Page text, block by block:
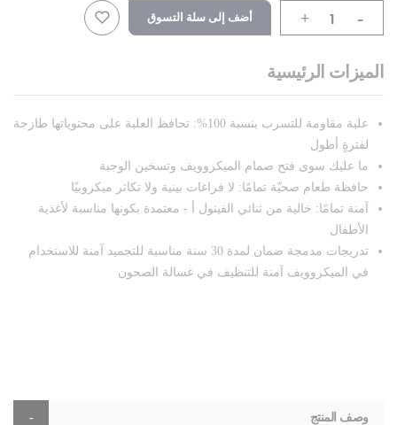
-
+ أضف إلى سلة التسوق
الميزات الرئيسية
علبة مقاومة للتسرب بنسبة 100%: تحافظ العلبة على محتوياتها طازجة
لفترةٍ أطول
ما عليك سوى فتح صمام الميكروويف وتسخين الوجبة
حافظة طعام صحيّة تمامًا: لا فراغات بينية ولا تكاثر ميكروبيًا
آمنة تمامًا: خالية من ثنائي الفينول أ - معتمدة بكونها مناسبة لأغذية
الأطفال
تدريجات مدمجة ضمان لمدة 30 سنة مناسبة للتجميد آمنة للاستخدام
في الميكروويف آمنة للتنظيف في غسالة الصحون
وصف المنتج